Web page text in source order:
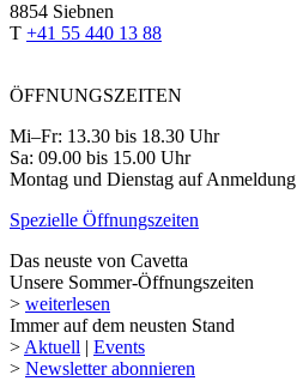
8854 Siebnen
T +41 55 440 13 88
ÖFFNUNGSZEITEN
Mi–Fr: 13.30 bis 18.30 Uhr
Sa: 09.00 bis 15.00 Uhr
Montag und Dienstag auf Anmeldung
Spezielle Öffnungszeiten
Das neuste von Cavetta
Unsere Sommer-Öffnungszeiten
> weiterlesen
Immer auf dem neusten Stand
> Aktuell | Events
> Newsletter abonnieren